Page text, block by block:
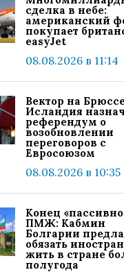
сделка в небе:
американский
покупает
easyJet
08.08.2026 в 11:14
Вектор на
Исландия
референдум о
возобновлении
переговоров с
Евросоюзом
08.08.2026 в 10:35
Конец
ПМЖ: Кабмин
Болгарии
обязать
жить в стране
полугода